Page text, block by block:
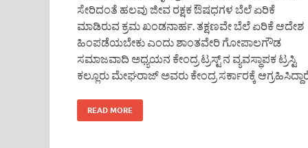
ಸೇರಿದಂತೆ ಹಲವು ಜೀವ ರಕ್ಷಕ ಔಷಧಗಳ ಬೆಲೆ ಏರಿಕೆ
ಮಾಡಿರುವ ಕ್ರಮ ಖಂಡನಾರ್ಹ. ತಕ್ಷಣವೇ ಬೆಲೆ ಏರಿಕೆ ಆದೇಶ
ಹಿಂಪಡೆಯಬೇಕು ಎಂದು ಶಾಂತವೇರಿ ಗೋಪಾಲಗೌಡ
ಸಮಾಜವಾದಿ ಅಧ್ಯಯನ ಕೇಂದ್ರ ಟ್ರಸ್ಟ್ ನ ವ್ಯವಸ್ಥಾಪಕ ಟ್ರಸ್ಟಿ
ಕಲ್ಲೂರು ಮೇಘರಾಜ್ ಅವರು ಕೇಂದ್ರ ಸರ್ಕಾರಕ್ಕೆ
READ MORE